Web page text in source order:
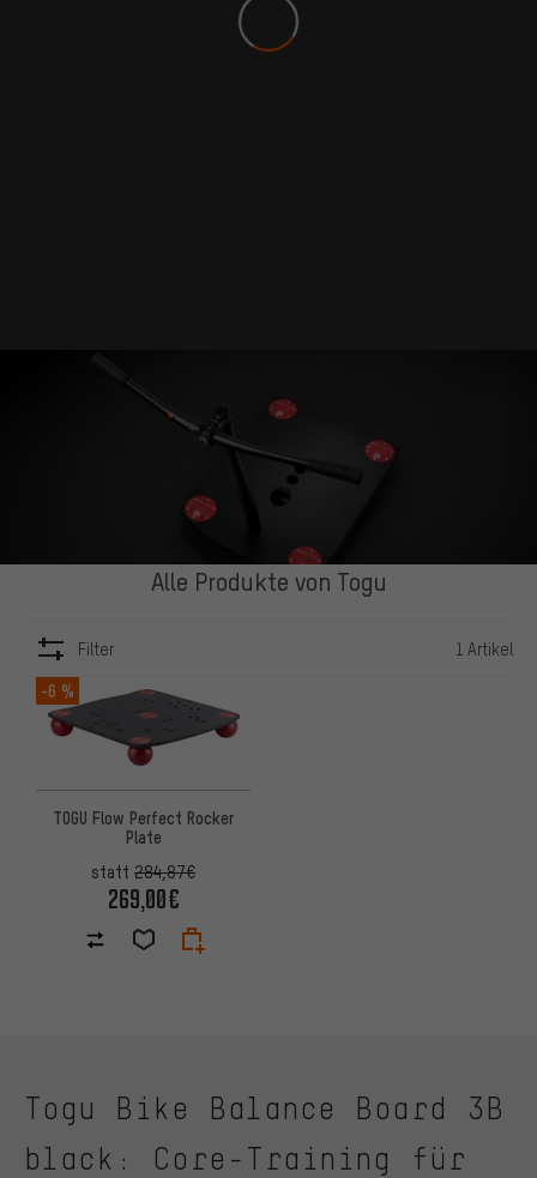
Alle Produkte von Togu
Filter 1 Artikel
ARTIKEL
-6 %
TOGU Flow Perfect Rocker
Plate
statt 284,87€
269,00€
Togu Bike Balance Board 3B
black: Core-Training für